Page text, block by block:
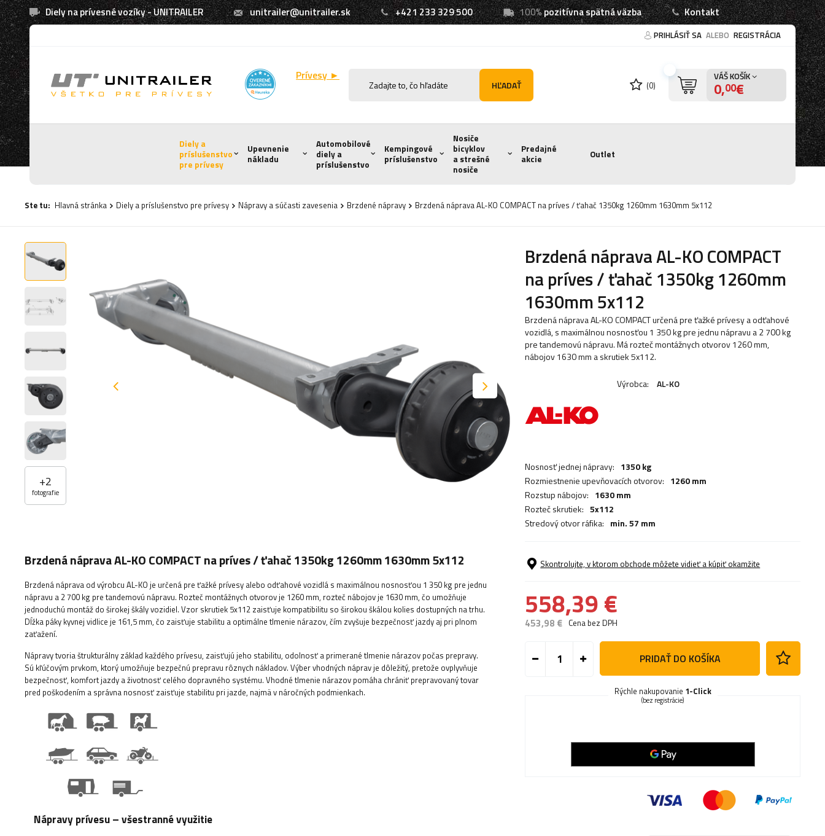
Diely na prívesné vozíky - UNITRAILER unitrailer@unitrailer.sk +421 233 329 500 100%pozitívna spätná väzba Kontakt
PRIHLÁSIŤ SA ALEBO REGISTRÁCIA
Prívesy ►
HĽADAŤ (0)
VÁŠ KOŠÍK
0,00€
Diely a
príslušenstvo
pre prívesy
Upevnenie
nákladu
Automobilové
diely a
príslušenstvo
Kempingové
príslušenstvo
Nosiče
bicyklov
a strešné
nosiče
Predajné
akcie
Outlet
Ste tu: Hlavná stránka Diely a príslušenstvo pre prívesy Nápravy a súčasti zavesenia Brzdené nápravy Brzdená náprava AL-KO COMPACT na príves / ťahač 1350kg 1260mm 1630mm 5x112
+2
fotografie
Brzdená náprava AL-KO COMPACT
na príves / ťahač 1350kg 1260mm
1630mm 5x112
Brzdená náprava AL-KO COMPACT určená pre ťažké prívesy a odťahové
vozidlá, s maximálnou nosnosťou 1 350 kg pre jednu nápravu a 2 700 kg
pre tandemovú nápravu. Má rozteč montážnych otvorov 1260 mm,
nábojov 1630 mm a skrutiek 5x112.
Výrobca: AL-KO
Nosnosť jednej nápravy: 1350 kg
Rozmiestnenie upevňovacích otvorov: 1260 mm
Rozstup nábojov: 1630 mm
Rozteč skrutiek: 5x112
Stredový otvor ráfika: min. 57 mm
Skontrolujte, v ktorom obchode môžete vidieť a kúpiť okamžite
558,39 €
453,98 € Cena bez DPH
PRIDAŤ DO KOŠÍKA
Rýchle nakupovanie 1-Click
(bez registrácie)
Brzdená náprava AL-KO COMPACT na príves / ťahač 1350kg 1260mm 1630mm 5x112
Brzdená náprava od výrobcu AL-KO je určená pre ťažké prívesy alebo odťahové vozidlá s maximálnou nosnosťou 1 350 kg pre jednu
nápravu a 2 700 kg pre tandemovú nápravu. Rozteč montážnych otvorov je 1260 mm, rozteč nábojov je 1630 mm, čo umožňuje
jednoduchú montáž do širokej škály vozidiel. Vzor skrutiek 5x112 zaisťuje kompatibilitu so širokou škálou kolies dostupných na trhu.
Dĺžka páky kyvnej vidlice je 161,5 mm, čo zaisťuje stabilitu a optimálne tlmenie nárazov, čím zvyšuje bezpečnosť jazdy aj pri plnom
zaťažení.
Nápravy tvoria štrukturálny základ každého prívesu, zaisťujú jeho stabilitu, odolnosť a primerané tlmenie nárazov počas prepravy.
Sú kľúčovým prvkom, ktorý umožňuje bezpečnú prepravu rôznych nákladov. Výber vhodných náprav je dôležitý, pretože ovplyvňuje
bezpečnosť, komfort jazdy a životnosť celého dopravného systému. Vhodné tlmenie nárazov pomáha chrániť prepravovaný tovar
pred poškodením a správna nosnosť zaisťuje stabilitu pri jazde, najmä v náročných podmienkach.
Nápravy prívesu – všestranné využitie